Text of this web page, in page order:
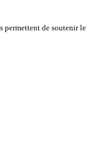
permettent de soutenir le